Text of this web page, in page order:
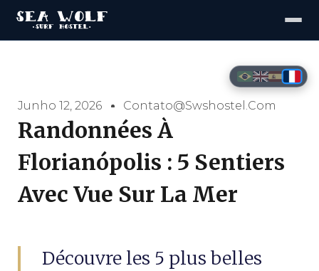
Junho 12, 2026 Contato@swshostel.com
Randonnées À
Florianópolis : 5 Sentiers
Avec Vue Sur La Mer
Découvre les 5 plus belles